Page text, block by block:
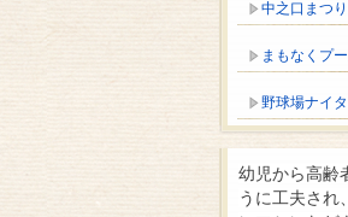
中之口まつ
まもなくプ
野球場ナイ
幼児から高齢
うに工夫され